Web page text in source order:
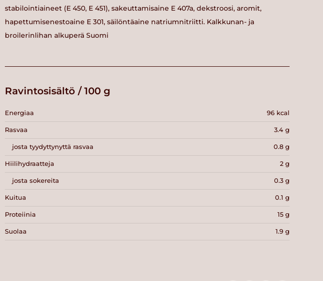
stabilointiaineet (E 450, E 451), sakeuttamisaine E 407a, dekstroosi, aromit,
hapettumisenestoaine E 301, säilöntäaine natriumnitriitti. Kalkkunan- ja
broilerinlihan alkuperä Suomi
Ravintosisältö / 100 g
Energiaa 96 kcal
Rasvaa 3.4 g
josta tyydyttynyttä rasvaa 0.8 g
Hiilihydraatteja 2 g
josta sokereita 0.3 g
Kuitua 0.1 g
Proteiinia 15 g
Suolaa 1.9 g